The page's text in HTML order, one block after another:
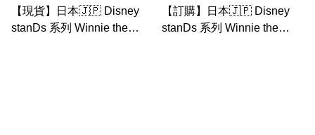
【現貨】日本🇯🇵 Disney
stanDs 系列 Winnie the
【訂購】日本🇯🇵 Disney
stanDs 系列 Winnie the